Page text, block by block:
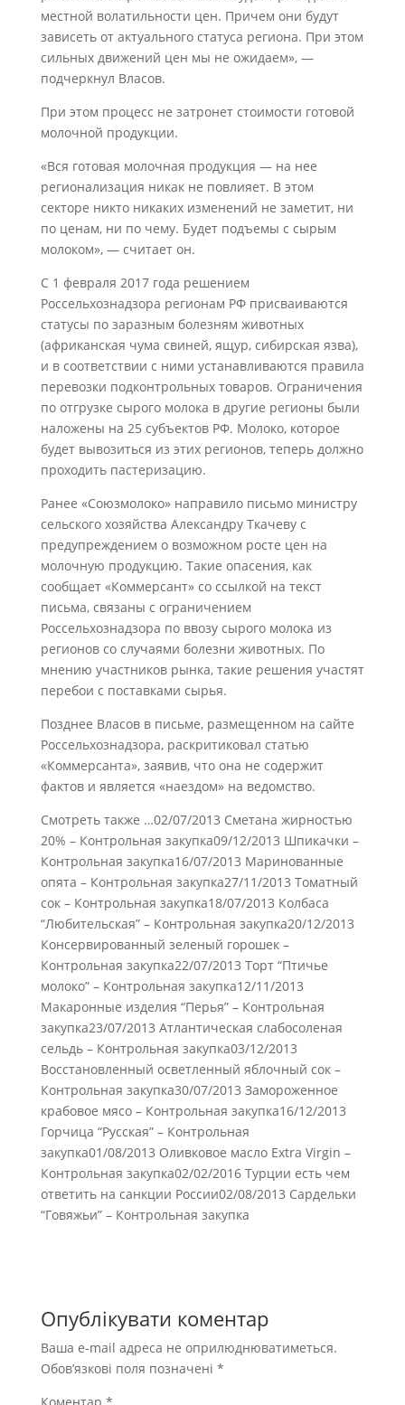
местной волатильности цен. Причем они будут
зависеть от актуального статуса региона. При этом
сильных движений цен мы не ожидаем», —
подчеркнул Власов.
При этом процесс не затронет стоимости готовой
молочной продукции.
«Вся готовая молочная продукция — на нее
регионализация никак не повлияет. В этом
секторе никто никаких изменений не заметит, ни
по ценам, ни по чему. Будет подъемы с сырым
молоком», — считает он.
С 1 февраля 2017 года решением
Россельхознадзора регионам РФ присваиваются
статусы по заразным болезням животных
(африканская чума свиней, ящур, сибирская язва),
и в соответствии с ними устанавливаются правила
перевозки подконтрольных товаров. Ограничения
по отгрузке сырого молока в другие регионы были
наложены на 25 субъектов РФ. Молоко, которое
будет вывозиться из этих регионов, теперь должно
проходить пастеризацию.
Ранее «Союзмолоко» направило письмо министру
сельского хозяйства Александру Ткачеву с
предупреждением о возможном росте цен на
молочную продукцию. Такие опасения, как
сообщает «Коммерсант» со ссылкой на текст
письма, связаны с ограничением
Россельхознадзора по ввозу сырого молока из
регионов со случаями болезни животных. По
мнению участников рынка, такие решения участят
перебои с поставками сырья.
Позднее Власов в письме, размещенном на сайте
Россельхознадзора, раскритиковал статью
«Коммерсанта», заявив, что она не содержит
фактов и является «наездом» на ведомство.
Смотреть также …02/07/2013 Сметана жирностью
20% – Контрольная закупка09/12/2013 Шпикачки –
Контрольная закупка16/07/2013 Маринованные
опята – Контрольная закупка27/11/2013 Томатный
сок – Контрольная закупка18/07/2013 Колбаса
“Любительская” – Контрольная закупка20/12/2013
Консервированный зеленый горошек –
Контрольная закупка22/07/2013 Торт “Птичье
молоко” – Контрольная закупка12/11/2013
Макаронные изделия “Перья” – Контрольная
закупка23/07/2013 Атлантическая слабосоленая
сельдь – Контрольная закупка03/12/2013
Восстановленный осветленный яблочный сок –
Контрольная закупка30/07/2013 Замороженное
крабовое мясо – Контрольная закупка16/12/2013
Горчица “Русская” – Контрольная
закупка01/08/2013 Оливковое масло Extra Virgin –
Контрольная закупка02/02/2016 Турции есть чем
ответить на санкции России02/08/2013 Сардельки
“Говяжьи” – Контрольная закупка
Опублікувати коментар
Ваша e-mail адреса не оприлюднюватиметься.
Обов’язкові поля позначені *